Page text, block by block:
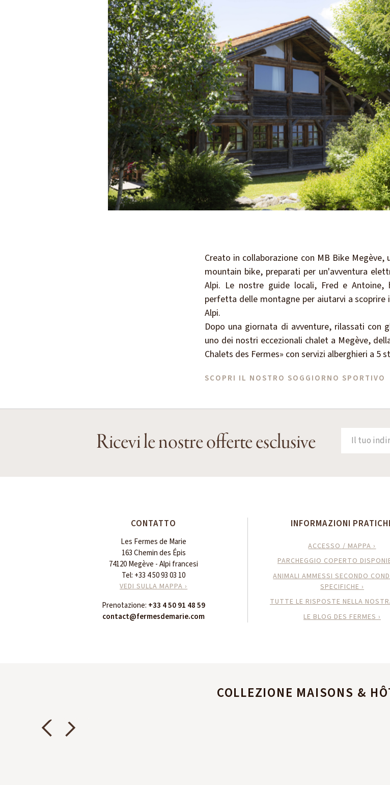
Creato in collaborazione con MB Bike Megève,
mountain bike, preparati per un'avventura
Alpi. Le nostre guide locali, Fred e Antoine,
perfetta delle montagne per aiutarvi a scoprire
Alpi.
Dopo una giornata di avventure, rilassati con
uno dei nostri eccezionali chalet a Megève,
Chalets des Fermes» con servizi alberghieri a 5
SCOPRI IL NOSTRO SOGGIORNO SPORTIVO
Ricevi le nostre offerte esclusive
CONTATTO
Les Fermes de Marie
163 Chemin des Épis
74120 Megève - Alpi francesi
Tel: +33 4 50 93 03 10
VEDI SULLA MAPPA ›
Prenotazione: +33 4 50 91 48 59
contact@fermesdemarie.com
INFORMAZIONI
ACCESSO / MAPPA ›
PARCHEGGIO COPERTO
ANIMALI AMMESSI SECONDO
SPECIFICHE ›
TUTTE LE RISPOSTE NELLA
LE BLOG DES FERMES ›
COLLEZIONE MAISONS &